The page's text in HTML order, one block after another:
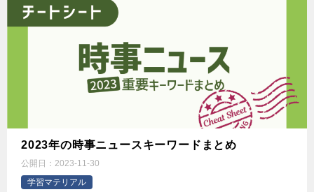
2023年の時事ニュースキーワードまとめ
公開日： 2023-11-30
学習マテリアル